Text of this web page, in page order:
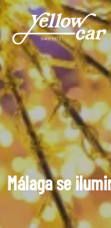
Málaga se